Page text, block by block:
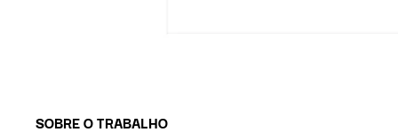
SOBRE O TRABALHO